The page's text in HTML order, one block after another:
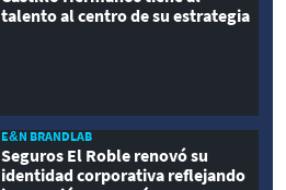
talento al centro de su estrategia
E&N BRANDLAB
Seguros El Roble renovó su
identidad corporativa reflejando